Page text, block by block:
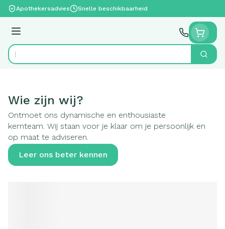
Ga naar de inhoud
Apothekersadvies Snelle beschikbaarheid
Menu
Product, merk, categorie... Zoek
Wie zijn wij?
Ontmoet ons dynamische en enthousiaste
kernteam. Wij staan voor je klaar om je persoonlijk en
op maat te adviseren.
Leer ons beter kennen